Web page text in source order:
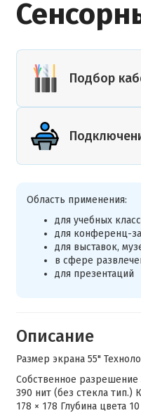
Подбор
Область применения:
для учебных
для конференц-
для выставок,
в сфере
для презентаций
Описание
Размер экрана 55"
Собственное разрешение
390 нит (без стекла тип.)
178 × 178 Глубина цвета